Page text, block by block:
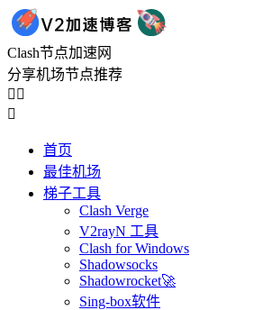
Clash节点加速网
分享机场节点推荐
 

首页
最佳机场
梯子工具
Clash Verge
V2rayN 工具
Clash for Windows
Shadowsocks
Shadowrocket🚀
Sing-box软件